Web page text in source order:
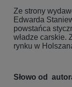
Ze strony
Edwarda
powstańca
władze carskie.
rynku w
Słowo od